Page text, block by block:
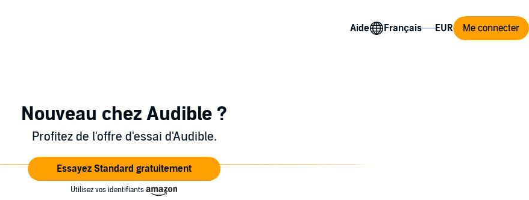
Aide Me connecter
Nouveau chez Audible ?
Profitez de l'offre d'essai d'Audible.
Essayez Standard gratuitement
Utilisez vos identifiants